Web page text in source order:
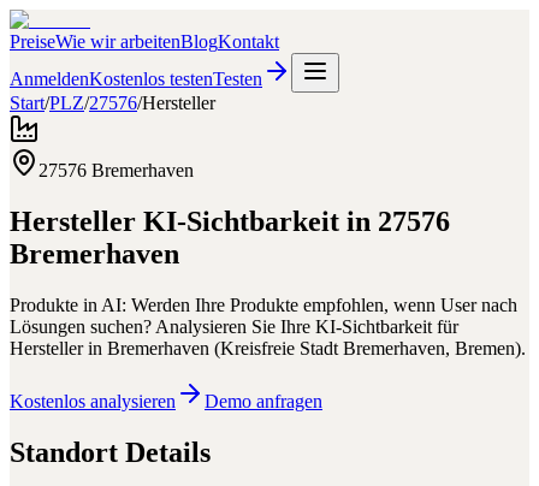
PreiseWie wir arbeitenBlogKontakt
AnmeldenKostenlos testenTesten
Start/PLZ/27576/Hersteller
27576 Bremerhaven
Hersteller KI-Sichtbarkeit in 27576
Bremerhaven
Produkte in AI: Werden Ihre Produkte empfohlen, wenn User nach
Lösungen suchen? Analysieren Sie Ihre KI-Sichtbarkeit für
Herstellerin Bremerhaven (Kreisfreie Stadt Bremerhaven, Bremen).
Kostenlos analysieren Demo anfragen
Standort Details